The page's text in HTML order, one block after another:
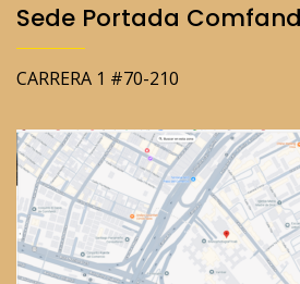
Sede Portada
CARRERA 1 #70-210